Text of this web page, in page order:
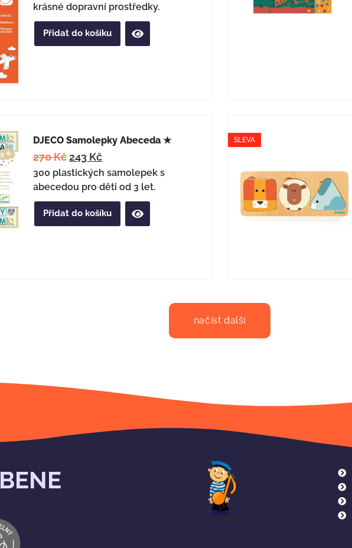
krásné dopravní prostředky.
Přidat do košíku
DJECO Samolepky Abeceda ★
270Kč 243 Kč
300 plastických samolepek s
abecedou pro děti od 3 let.
Přidat do košíku
SLEVA
načíst další
BENE